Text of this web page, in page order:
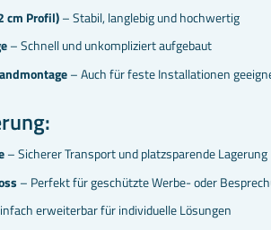
cm Profil)– Stabil, langlebig und hochwertig
– Schnell und unkompliziert aufgebaut
– Auch für feste Installationen
– Sicherer Transport und platzsparende Lagerung
– Perfekt für geschützte Werbe- oder
erweiterbar für individuelle Lösungen